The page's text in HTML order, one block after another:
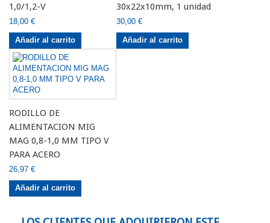
1,0/1,2-V
18,00 €
Añadir al carrito
30x22x10mm, 1 unidad
30,00 €
Añadir al carrito
RODILLO DE
ALIMENTACION MIG
MAG 0,8-1,0 MM TIPO V
PARA ACERO
26,97 €
Añadir al carrito